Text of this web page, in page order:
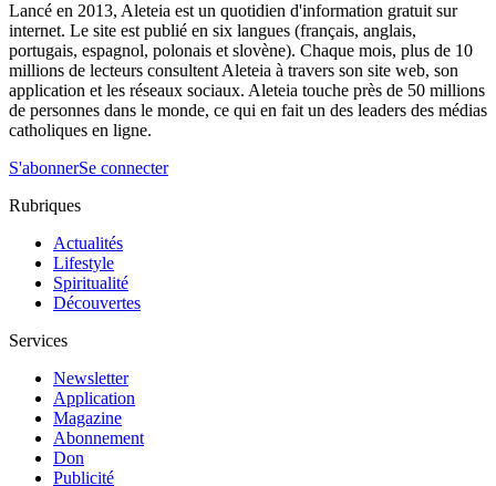
Lancé en 2013, Aleteia est un quotidien d'information gratuit sur
internet. Le site est publié en six langues (français, anglais,
portugais, espagnol, polonais et slovène). Chaque mois, plus de 10
millions de lecteurs consultent Aleteia à travers son site web, son
application et les réseaux sociaux. Aleteia touche près de 50 millions
de personnes dans le monde, ce qui en fait un des leaders des médias
catholiques en ligne.
S'abonnerSe connecter
Rubriques
Actualités
Lifestyle
Spiritualité
Découvertes
Services
Newsletter
Application
Magazine
Abonnement
Don
Publicité